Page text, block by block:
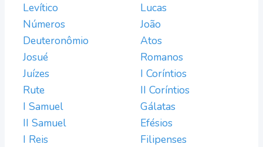
Levítico
Números
Deuteronômio
Josué
Juízes
Rute
I Samuel
II Samuel
I Reis
Lucas
João
Atos
Romanos
I Coríntios
II Coríntios
Gálatas
Efésios
Filipenses